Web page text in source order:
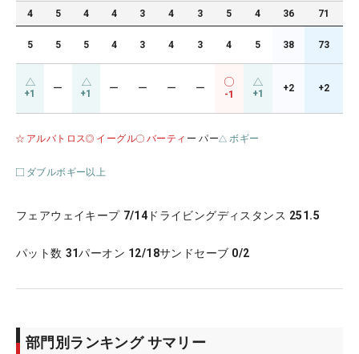
4 5 4 4 3 4 3 5 4 36 71
5 5 5 4 3 4 3 4 5 38 73
+1 ー +1 ー ー ー ー
-1 +1 +2 +2
アルバトロス イーグル バーティ ー パー ボギー
ダブルボギー以上
フェアウェイキープ 7/14 ドライビングディスタンス 251.5
パット数 31パーオン 12/18サンドセーブ 0/2
部門別ランキング サマリー